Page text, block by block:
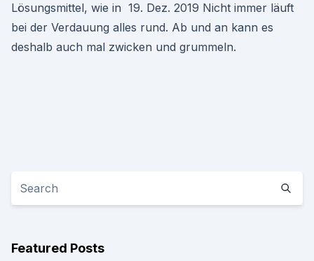
Lösungsmittel, wie in 19. Dez. 2019 Nicht immer läuft
bei der Verdauung alles rund. Ab und an kann es
deshalb auch mal zwicken und grummeln.
Featured Posts